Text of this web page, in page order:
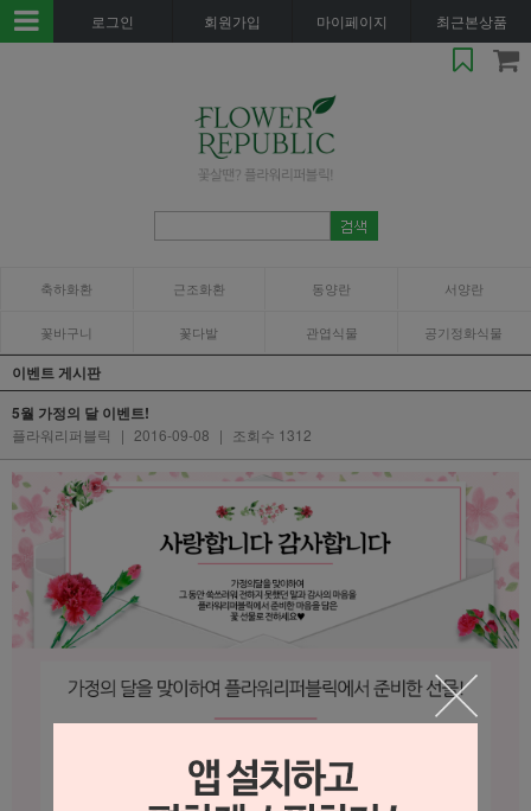
로그인 회원가입 마이페이지 최근본상품
축하화환 근조화환 동양란 서양란
꽃바구니 꽃다발 관엽식물 공기정화식물
이벤트 게시판
5월 가정의 달 이벤트!
플라워리퍼블릭 | 2016-09-08 | 조회수 1312